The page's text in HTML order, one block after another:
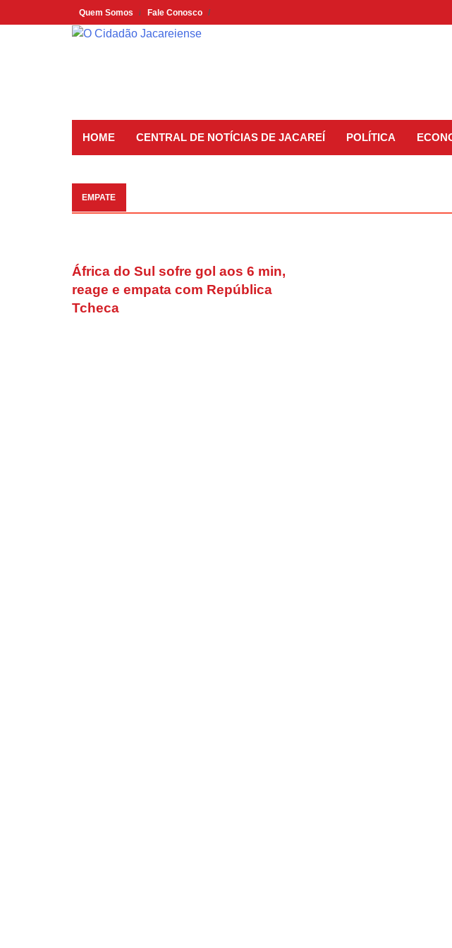
to
Quem Somos Fale Conosco
HOME CENTRAL DE NOTÍCIAS DE JACAREÍ POLÍTICA
EMPATE
África do Sul sofre gol aos 6 min,
reage e empata com República
Tcheca